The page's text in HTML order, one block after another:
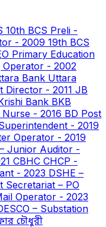
10th BCS Preli -
- 2009 19th BCS
Primary Education
Operator - 2002
Bank Uttara
Director - 2011 JB
Bank BKB
- 2016 BD Post
- 2019
Operator - 2019
Junior Auditor -
CBHC CHCP -
- 2023 DSHE –
Secretariat – PO
Operator - 2023
– Substation
চৌধুরী